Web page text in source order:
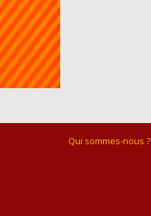
Qui sommes-nous ?